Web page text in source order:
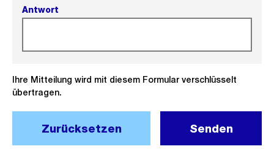
Antwort
Ihre Mitteilung wird mit diesem Formular verschlüsselt
übertragen.
Zurücksetzen Senden